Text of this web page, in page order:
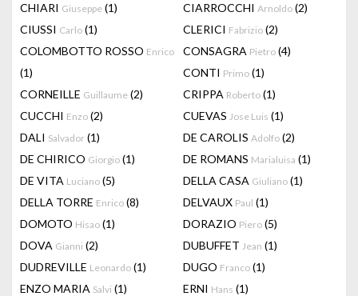
CHIARI Giuseppe (1) CIARROCCHI Arnoldo (2)
CIUSSI Carlo (1) CLERICI Fabrizio (2)
COLOMBOTTO ROSSO Enrico
(1)
CONSAGRA Pietro (4)
CONTI Primo (1)
CORNEILLE Guillaume (2) CRIPPA Roberto (1)
CUCCHI Enzo (2) CUEVAS Jose Luis (1)
DALI Salvador (1) DE CAROLIS Adolfo (2)
DE CHIRICO Giorgio (1) DE ROMANS Marialuisa (1)
DE VITA Luciano (5) DELLA CASA Giuliano (1)
DELLA TORRE Enrico (8) DELVAUX Paul (1)
DOMOTO Hisao (1) DORAZIO Piero (5)
DOVA Gianni (2) DUBUFFET Jean (1)
DUDREVILLE Leonardo (1) DUGO Franco (1)
ENZO MARIA Salvi (1) ERNI Hans (1)